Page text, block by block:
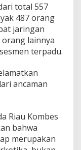
total 557
487 orang
jaringan
lainnya
terpadu.
ancaman
Riau Kombes
bahwa
merupakan